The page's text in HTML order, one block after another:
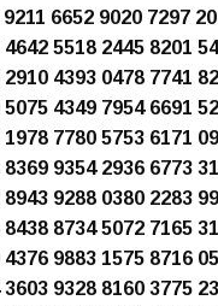
6652 9020 7297
4642 5518 2445 8201
2910 4393 0478 7741
5075 4349 7954 6691
7780 5753 6171
9354 2936 6773
8943 9288 0380 2283
8438 8734 5072 7165
4376 9883 1575 8716
3603 9328 8160 3775